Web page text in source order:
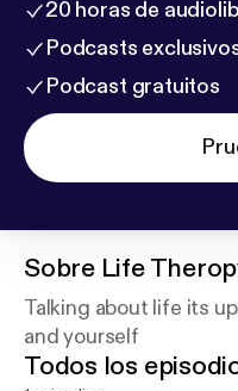
20 horas de
Podcasts
Podcast gratuitos
Sobre Life
Talking about life its
and yourself
Todos los